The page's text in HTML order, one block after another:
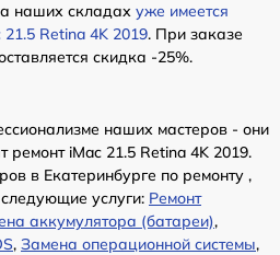
наших складах уже имеется
Retina 4K 2019. При заказе
скидка -25%.
наших мастеров - они
ремонт iMac 21.5 Retina 4K 2019.
в Екатеринбурге по ремонту ,
услуги: Ремонт
аккумулятора (батареи),
, Замена операционной системы,